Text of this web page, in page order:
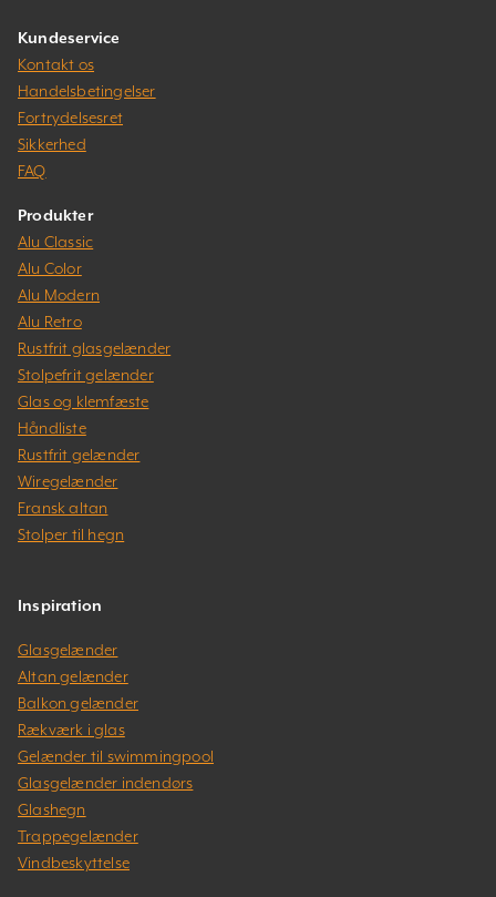
Kundeservice
Kontakt os
Handelsbetingelser
Fortrydelsesret
Sikkerhed
FAQ
Produkter
Alu Classic
Alu Color
Alu Modern
Alu Retro
Rustfrit glasgelænder
Stolpefrit gelænder
Glas og klemfæste
Håndliste
Rustfrit gelænder
Wiregelænder
Fransk altan
Stolper til hegn
Inspiration
Glasgelænder
Altan gelænder
Balkon gelænder
Rækværk i glas
Gelænder til swimmingpool
Glasgelænder indendørs
Glashegn
Trappegelænder
Vindbeskyttelse